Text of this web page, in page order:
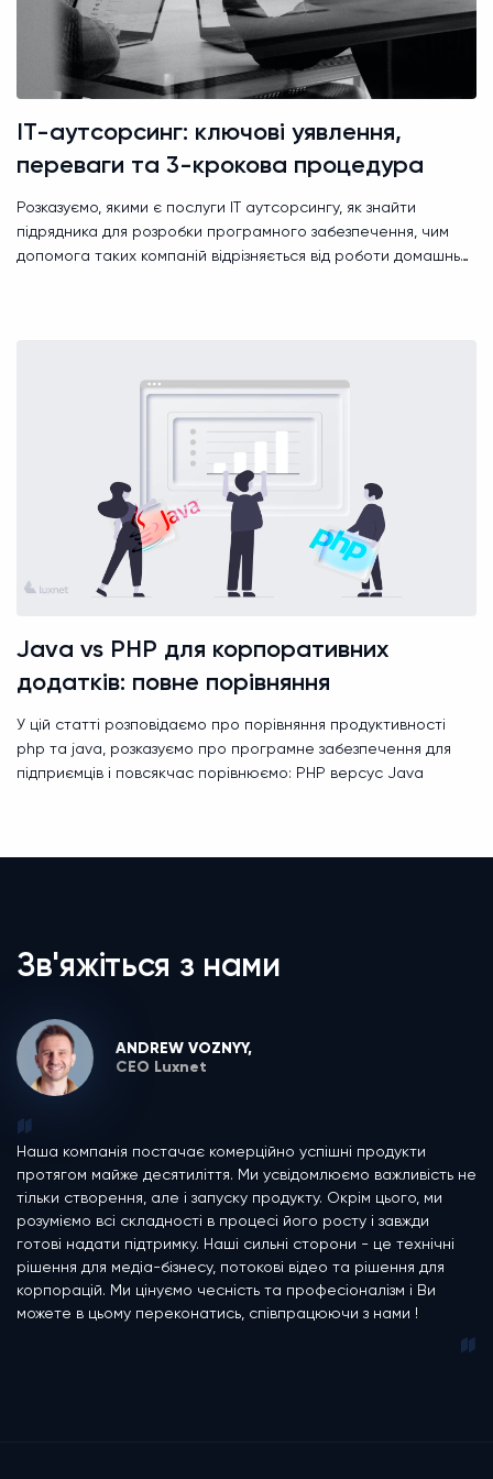
ІТ-аутсорсинг: ключові уявлення,
переваги та 3-крокова процедура
Розказуємо, якими є послуги IT аутсорсингу, як знайти
підрядника для розробки програмного забезпечення, чим
допомога таких компаній відрізняється від роботи домашньої
Java vs PHP для корпоративних
додатків: повне порівняння
У цій статті розповідаємо про порівняння продуктивності
php та java, розказуємо про програмне забезпечення для
підприємців і повсякчас порівнюємо: PHP версус Java
Зв'яжіться з нами
ANDREW VOZNYY,
CEO Luxnet
Наша компанія постачає комерційно успішні продукти
протягом майже десятиліття. Ми усвідомлюємо важливість не
тільки створення, але і запуску продукту. Окрім цього, ми
розуміємо всі складності в процесі його росту і завжди
готові надати підтримку. Наші сильні сторони - це технічні
рішення для медіа-бізнесу, потокові відео та рішення для
корпорацій. Ми цінуємо чесність та професіоналізм і Ви
можете в цьому переконатись, співпрацюючи з нами !